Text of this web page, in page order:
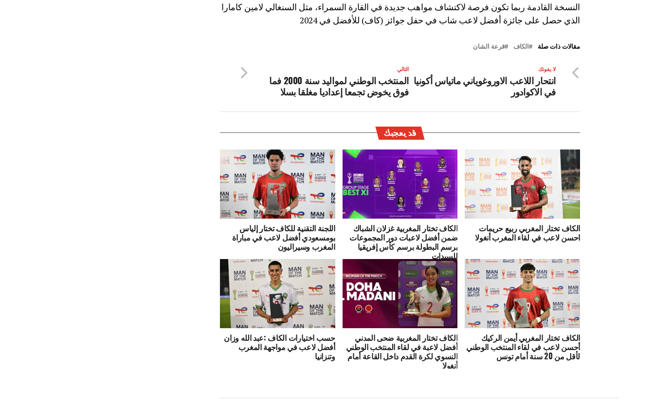
النسخة القادمة ربما تكون فرصة لاكتشاف مواهب جديدة في القارة السمراء، مثل السنغالي لامين كامارا
الذي حصل على جائزة أفضل لاعب شاب في حفل جوائز (كاف) للأفضل في 2024
مقالات ذات صلة الكاف قرعة الشان
التالي
المنتخب الوطني لمواليد سنة 2000 فما
فوق يخوض تجمعا إعداديا مغلقا بسلا
لا يفوتك
انتحار اللاعب الاوروغوياني ماتياس أكونيا
في الاكوادور
قد يعجبك
الكاف تختار المغربي ربيع حريمات
احسن لاعب في لقاء المغرب أنغولا
الكاف تختار المغربية غزلان الشباك
ضمن أفضل لاعبات دور المجموعات
برسم البطولة برسم كأس إفريقيا
للسيدات
اللجنة التقنية للكاف تختار إلياس
بومسعودي أفضل لاعب في مباراة
المغرب وسيراليون
الكاف تختار المغربي أيمن الركيك
أحسن لاعب في لقاء المنتخب الوطني
لأقل من 20 سنة أمام تونس
الكاف تختار المغربية ضحى المدني
أفضل لاعبة في لقاء المنتخب الوطني
النسوي لكرة القدم داخل القاعة أمام
أنغولا
حسب اختيارات الكاف :عبد الله وزان
أفضل لاعب في مواجهة المغرب
وتنزانيا